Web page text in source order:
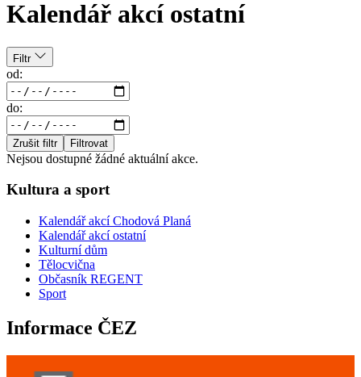
Kalendář akcí ostatní
Filtr
od:
do:
Zrušit filtr Filtrovat
Nejsou dostupné žádné aktuální akce.
Kultura a sport
Kalendář akcí Chodová Planá
Kalendář akcí ostatní
Kulturní dům
Tělocvična
Občasník REGENT
Sport
Informace ČEZ